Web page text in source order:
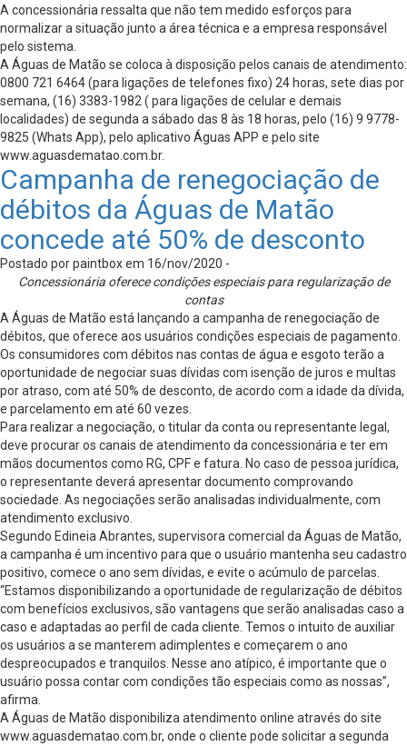
A concessionária ressalta que não tem medido esforços para
normalizar a situação junto a área técnica e a empresa responsável
pelo sistema.
A Águas de Matão se coloca à disposição pelos canais de atendimento:
0800 721 6464 (para ligações de telefones fixo) 24 horas, sete dias por
semana, (16) 3383-1982 ( para ligações de celular e demais
localidades) de segunda a sábado das 8 às 18 horas, pelo (16) 9 9778-
9825 (Whats App), pelo aplicativo Águas APP e pelo site
www.aguasdematao.com.br.
Campanha de renegociação de
débitos da Águas de Matão
concede até 50% de desconto
Postado por paintbox em 16/nov/2020 -
Concessionária oferece condições especiais para regularização de
contas
A Águas de Matão está lançando a campanha de renegociação de
débitos, que oferece aos usuários condições especiais de pagamento.
Os consumidores com débitos nas contas de água e esgoto terão a
oportunidade de negociar suas dívidas com isenção de juros e multas
por atraso, com até 50% de desconto, de acordo com a idade da dívida,
e parcelamento em até 60 vezes.
Para realizar a negociação, o titular da conta ou representante legal,
deve procurar os canais de atendimento da concessionária e ter em
mãos documentos como RG, CPF e fatura. No caso de pessoa jurídica,
o representante deverá apresentar documento comprovando
sociedade. As negociações serão analisadas individualmente, com
atendimento exclusivo.
Segundo Edineia Abrantes, supervisora comercial da Águas de Matão,
a campanha é um incentivo para que o usuário mantenha seu cadastro
positivo, comece o ano sem dívidas, e evite o acúmulo de parcelas.
“Estamos disponibilizando a oportunidade de regularização de débitos
com benefícios exclusivos, são vantagens que serão analisadas caso a
caso e adaptadas ao perfil de cada cliente. Temos o intuito de auxiliar
os usuários a se manterem adimplentes e começarem o ano
despreocupados e tranquilos. Nesse ano atípico, é importante que o
usuário possa contar com condições tão especiais como as nossas”,
afirma.
A Águas de Matão disponibiliza atendimento online através do site
www.aguasdematao.com.br, onde o cliente pode solicitar a segunda